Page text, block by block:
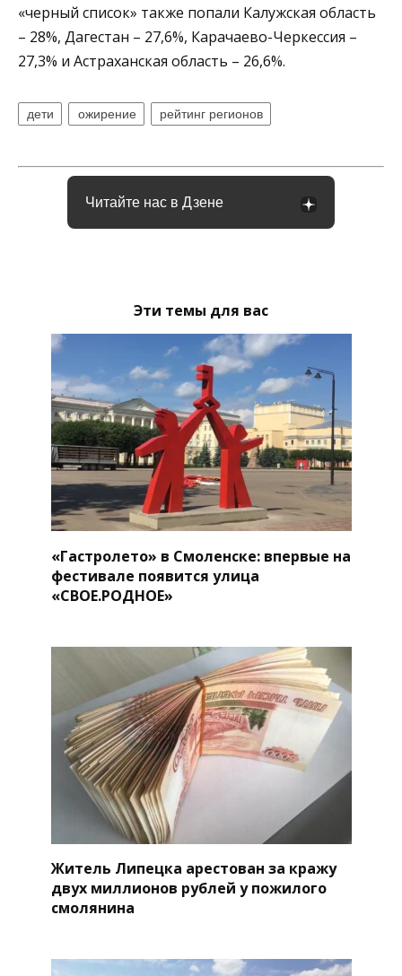
«черный список» также попали Калужская область
– 28%, Дагестан – 27,6%, Карачаево-Черкессия –
27,3% и Астраханская область – 26,6%.
дети ожирение рейтинг регионов
Читайте нас в Дзене
Эти темы для вас
«Гастролето» в Смоленске: впервые на
фестивале появится улица
«СВОЕ.РОДНОЕ»
Житель Липецка арестован за кражу
двух миллионов рублей у пожилого
смолянина